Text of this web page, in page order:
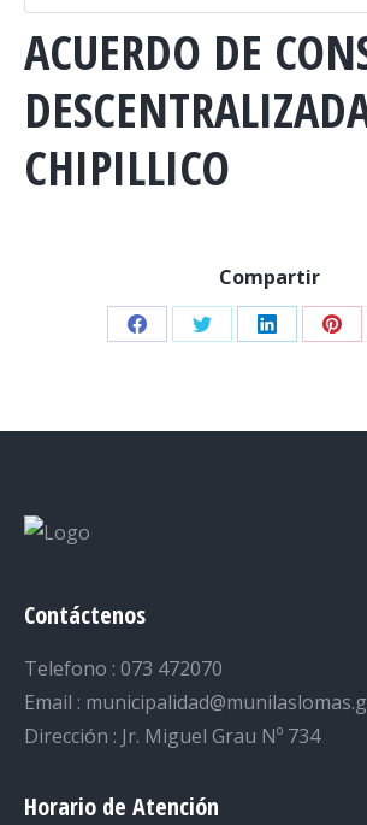
ACUERDO DE
CHIPILLICO
Compartir
Share Share Share
Contáctenos
Telefono : 073 472070
Email :
Dirección : Jr. Miguel Grau Nº 734
Horario de Atención